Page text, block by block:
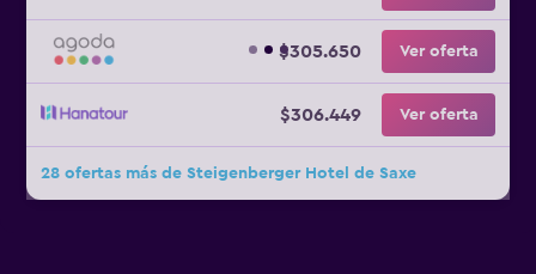
$305.650 Ver oferta
$306.449 Ver oferta
28 ofertas más de Steigenberger Hotel de Saxe